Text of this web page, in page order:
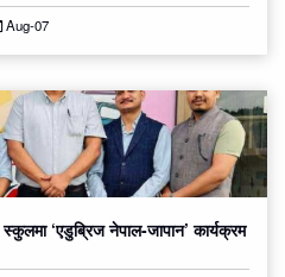
Aug-07
‘एडुब्रिज नेपाल-जापान’ कार्यक्रम